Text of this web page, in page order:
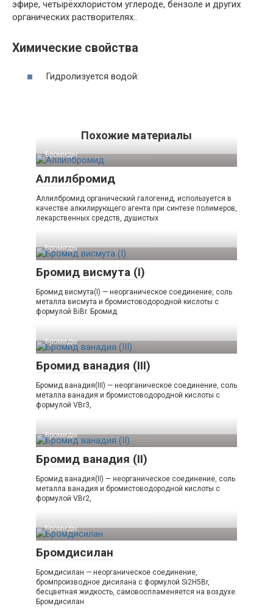
эфире, четырёххлористом углероде, бензоле и других
органических растворителях..
Химические свойства
Гидролизуется водой:
Похожие материалы
Бромиды‎
Аллилбромид
Аллилбромид органический галогенид, используется в
качестве алкилирующего агента при синтезе полимеров,
лекарственных средств, душистых
Бромиды‎
Бромид висмута (I)
Бромид висмута(I) — неорганическое соединение, соль
металла висмута и бромистоводородной кислоты с
формулой BiBr. Бромид
Бромиды‎
Бромид ванадия (III)
Бромид ванадия(III) — неорганическое соединение, соль
металла ванадия и бромистоводородной кислоты с
формулой VBr3,
Бромиды‎
Бромид ванадия (II)
Бромид ванадия(II) — неорганическое соединение, соль
металла ванадия и бромистоводородной кислоты с
формулой VBr2,
Бромиды‎
Бромдисилан
Бромдисилан — неорганическое соединение,
бромпроизводное дисилана с формулой Si2H5Br,
бесцветная жидкость, самовоспламеняется на воздухе.
Бромдисилан